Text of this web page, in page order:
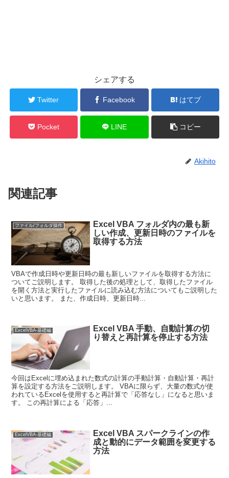
シェアする
Twitter Facebook はてブ
Pocket LINE コピー
Akihito
関連記事
ファイル/フォルダ操作
Excel VBA フォルダ内の最も新
しい作成、更新日時のファイルを
取得する方法
VBAで作成日時や更新日時の最も新しいファイルを取得する方法に
ついてご説明します。 取得した後の処理として、取得したファイル
を開く方法と実行したファイルに読み込む方法についてもご説明した
いと思います。 また、作成日時、更新日時...
ExcelVBA-基礎編
Excel VBA 手動、自動計算の切
り替えと再計算を停止する方法
今回はExcelに埋め込まれた数式の計算の手動計算・自動計算・再計
算を設定する方法をご説明します。 VBAに限らず、大量の数式が使
われているExcelを使用すると再計算で「応答なし」になると思いま
す。 この再計算による「応答」...
ExcelVBA-基礎編
Excel VBA スパークラインの作
成と動的にデータ範囲を変更する
方法